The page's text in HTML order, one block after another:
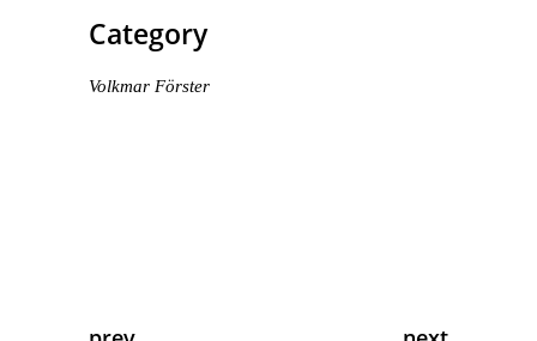
Category
Volkmar Förster